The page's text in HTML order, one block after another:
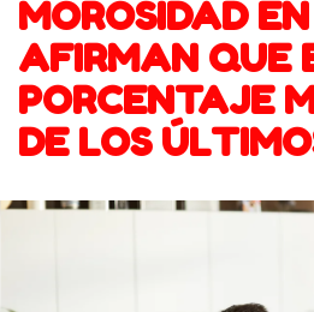
MOROSIDAD
AFIRMAN QUE
PORCENTAJE
DE LOS